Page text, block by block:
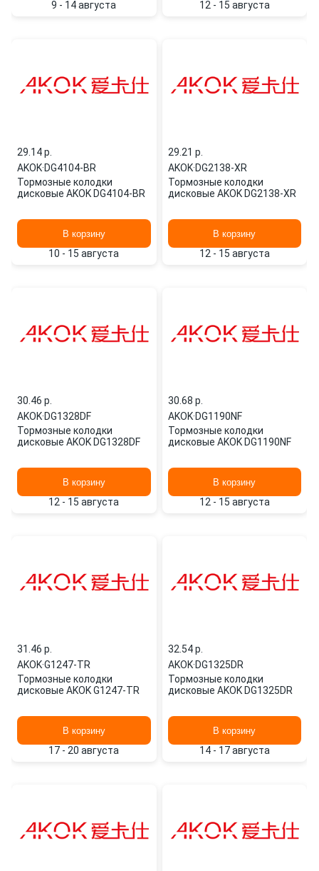
9 - 14 августа 12 - 15 августа
29.14 p.
AKOK·DG4104-BR
Тормозные колодки
дисковые AKOK DG4104-BR
В корзину
10 - 15 августа
29.21 p.
AKOK·DG2138-XR
Тормозные колодки
дисковые AKOK DG2138-XR
В корзину
12 - 15 августа
30.46 p.
AKOK·DG1328DF
Тормозные колодки
дисковые AKOK DG1328DF
В корзину
12 - 15 августа
30.68 p.
AKOK·DG1190NF
Тормозные колодки
дисковые AKOK DG1190NF
В корзину
12 - 15 августа
31.46 p.
AKOK·G1247-TR
Тормозные колодки
дисковые AKOK G1247-TR
В корзину
17 - 20 августа
32.54 p.
AKOK·DG1325DR
Тормозные колодки
дисковые AKOK DG1325DR
В корзину
14 - 17 августа